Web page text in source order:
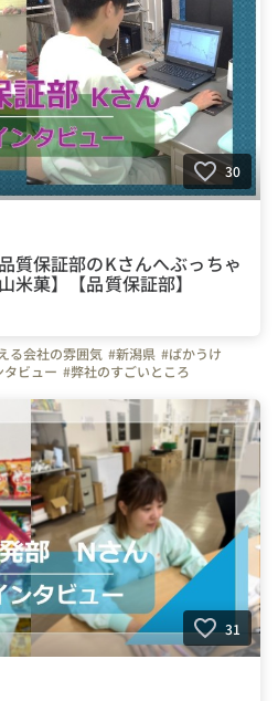
30
質保証部のKさんへぶっちゃ
米菓】【品質保証部】
る会社の雰囲気 #新潟県 #ばかうけ
タビュー #弊社のすごいところ
31